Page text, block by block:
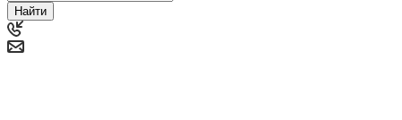
Найти